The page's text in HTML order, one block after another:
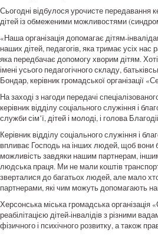
Сьогодні відбулося урочисте передавання
дітей із обмеженими можливостями
«Наша організація допомагає дітям-
наших дітей, педагогів, яка тримає усіх
яка передбачає допомогу хворим дітям.
імені усього педагогічного складу,
Бондар, керівник громадської організації
На заході з нагоди передачі
керівник відділу соціального служіння і
служби сім’ї, дітей і молоді, і голова
Керівник відділу соціального служіння і
впливає Господь на інших людей, щоб вони
можливість завдяки нашим партнерам,
людська праця. Ми не мали коштів
зверталися до багатьох людей, але мало
партнерами, які чим можуть допомагають
Херсонська міська громадська
реабілітацією дітей-інвалідів з різними
фізичного і психічного розвитку, а також